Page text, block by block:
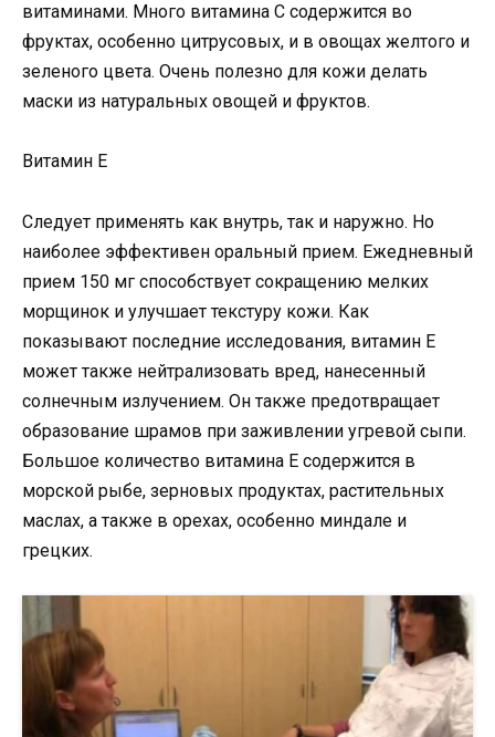
витаминами. Много витамина С содержится во
фруктах, особенно цитрусовых, и в овощах желтого и
зеленого цвета. Очень полезно для кожи делать
маски из натуральных овощей и фруктов.
Витамин Е
Следует применять как внутрь, так и наружно. Но
наиболее эффективен оральный прием. Ежедневный
прием 150 мг способствует сокращению мелких
морщинок и улучшает текстуру кожи. Как
показывают последние исследования, витамин Е
может также нейтрализовать вред, нанесенный
солнечным излучением. Он также предотвращает
образование шрамов при заживлении угревой сыпи.
Большое количество витамина Е содержится в
морской рыбе, зерновых продуктах, растительных
маслах, а также в орехах, особенно миндале и
грецких.